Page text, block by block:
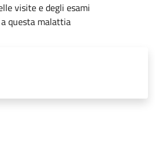
visite e degli esami
questa malattia